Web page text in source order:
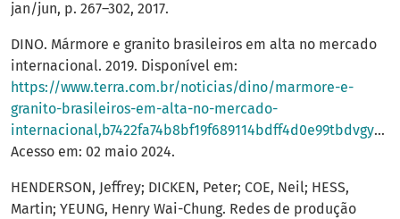
jan/jun, p. 267–302, 2017.
DINO. Mármore e granito brasileiros em alta no mercado
internacional. 2019. Disponível em:
https://www.terra.com.br/noticias/dino/marmore-e-
granito-brasileiros-em-alta-no-mercado-
internacional,b7422fa74b8bf19f689114bdff4d0e99tbdvgy6a.html
Acesso em: 02 maio 2024.
HENDERSON, Jeffrey; DICKEN, Peter; COE, Neil; HESS,
Martin; YEUNG, Henry Wai-Chung. Redes de produção